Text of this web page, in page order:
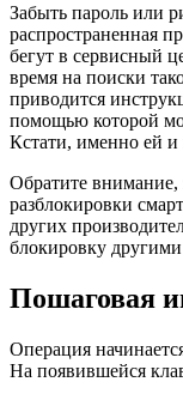
Забыть пароль или
распространенная
бегут в сервисный
время на поиски
приводится
помощью которой
Кстати, именно ей и
Обратите внимание,
разблокировки
других
блокировку
Пошаговая
Операция
На появившейся